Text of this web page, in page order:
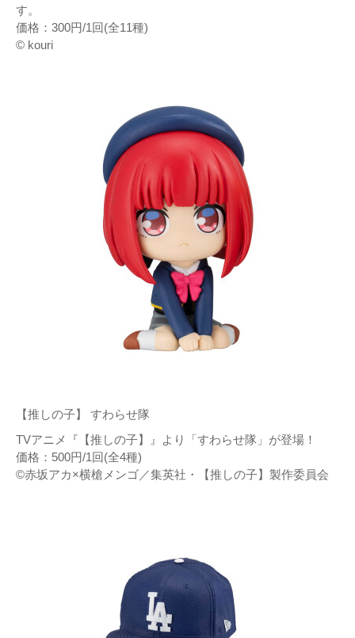
す。
価格：300円/1回(全11種)
© kouri
【推しの子】 すわらせ隊
TVアニメ『【推しの子】』より「すわらせ隊」が登場！
価格：500円/1回(全4種)
©赤坂アカ×横槍メンゴ／集英社・【推しの子】製作委員会